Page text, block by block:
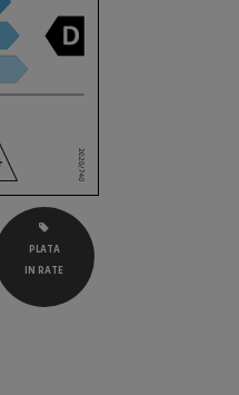
PLATA
IN RATE